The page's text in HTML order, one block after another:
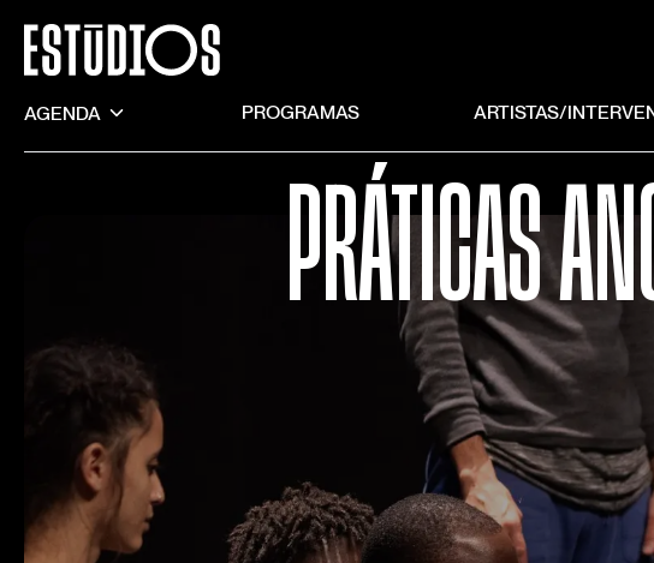
AGENDA PROGRAMAS ARTISTAS/
PRÁTICAS